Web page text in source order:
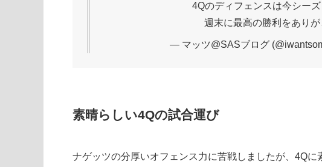
4Qのディフェンスは今シー
週末に最高の勝利をありが
— マッツ@SASブログ
素晴らしい4Qの試合運び
ナゲッツの分厚いオフェンス力に苦戦しましたが、4Q